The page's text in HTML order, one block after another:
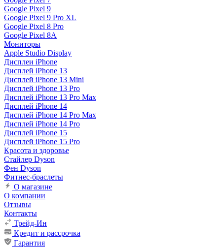
Google Pixel 9
Google Pixel 9 Pro XL
Google Pixel 8 Pro
Google Pixel 8A
Мониторы
Apple Studio Display
Дисплеи iPhone
Дисплей iPhone 13
Дисплей iPhone 13 Mini
Дисплей iPhone 13 Pro
Дисплей iPhone 13 Pro Max
Дисплей iPhone 14
Дисплей iPhone 14 Pro Max
Дисплей iPhone 14 Pro
Дисплей iPhone 15
Дисплей iPhone 15 Pro
Красота и здоровье
Стайлер Dyson
Фен Dyson
Фитнес-браслеты
О магазине
О компании
Отзывы
Контакты
Трейд-Ин
Кредит и рассрочка
Гарантия